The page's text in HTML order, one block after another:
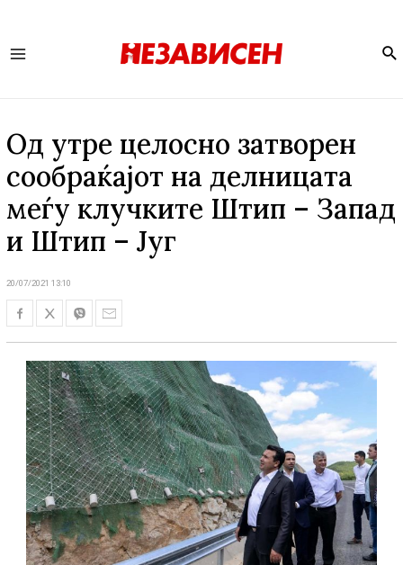
Од утре целосно затворен
сообраќајот на делницата
меѓу клучките Штип – Запад
и Штип – Југ
20/07/2021 13:10